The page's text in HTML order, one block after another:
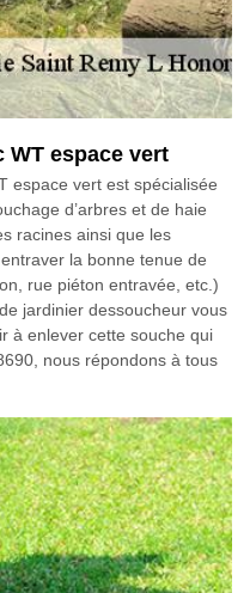
WT espace vert
espace vert est spécialisée
d’arbres et de haie
racines ainsi que les
la bonne tenue de
rue piéton entravée, etc.)
jardinier dessoucheur vous
à enlever cette souche qui
nous répondons à tous